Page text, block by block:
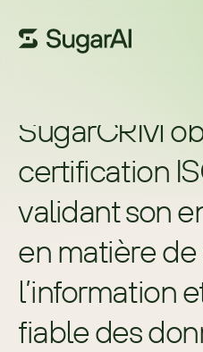
SugarCRM
certification
validant son
en matière
l’information
fiable des